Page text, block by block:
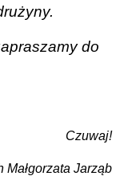
do
Czuwaj!
Małgorzata Jarząb